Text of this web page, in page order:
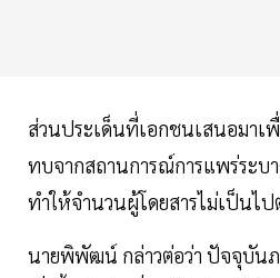
ส่วนประเด็นที่เอกชนเสนอมาเ
ทบจากสถานการณ์การแพร่ระบา
ทำให้จำนวนผู้โดยสารไม่เป็นไ
นายพิพัฒน์ กล่าวต่อว่า ปัจจุบันภ